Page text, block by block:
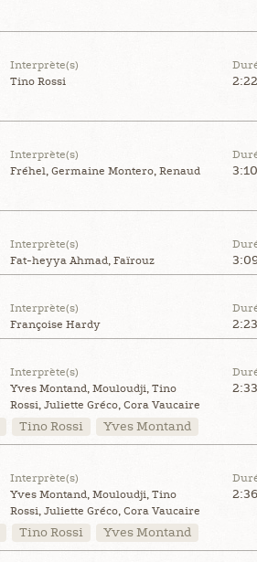
Interprète(s)
Tino Rossi
2:22
Interprète(s)
Fréhel, Germaine Montero, Renaud
3:10
Interprète(s)
Fat-heyya Ahmad, Faïrouz
Interprète(s)
Françoise Hardy
2:23
Interprète(s)
Yves Montand, Mouloudji, Tino
Rossi, Juliette Gréco, Cora Vaucaire
2:33
Tino Rossi Yves Montand
Interprète(s)
Yves Montand, Mouloudji, Tino
Rossi, Juliette Gréco, Cora Vaucaire
2:36
Tino Rossi Yves Montand